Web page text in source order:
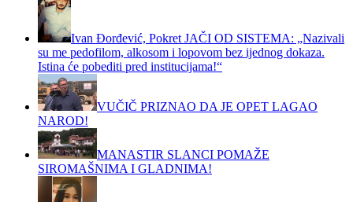
Ivan Đorđević, Pokret JAČI OD SISTEMA: „Nazivali
su me pedofilom, alkosom i lopovom bez ijednog dokaza.
Istina će pobediti pred institucijama!“
VUČIČ PRIZNAO DA JE OPET LAGAO
NAROD!
MANASTIR SLANCI POMAŽE
SIROMAŠNIMA I GLADNIMA!